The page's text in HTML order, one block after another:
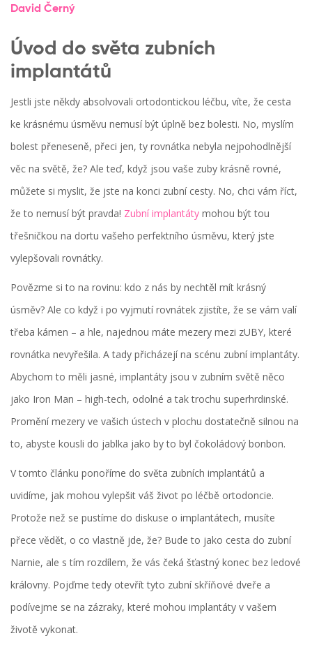
David Černý
Úvod do světa zubních
implantátů
Jestli jste někdy absolvovali ortodontickou léčbu, víte, že cesta
ke krásnému úsměvu nemusí být úplně bez bolesti. No, myslím
bolest přeneseně, přeci jen, ty rovnátka nebyla nejpohodlnější
věc na světě, že? Ale teď, když jsou vaše zuby krásně rovné,
můžete si myslit, že jste na konci zubní cesty. No, chci vám říct,
že to nemusí být pravda! Zubní implantáty mohou být tou
třešničkou na dortu vašeho perfektního úsměvu, který jste
vylepšovali rovnátky.
Povězme si to na rovinu: kdo z nás by nechtěl mít krásný
úsměv? Ale co když i po vyjmutí rovnátek zjistíte, že se vám valí
třeba kámen – a hle, najednou máte mezery mezi zUBY, které
rovnátka nevyřešila. A tady přicházejí na scénu zubní implantáty.
Abychom to měli jasné, implantáty jsou v zubním světě něco
jako Iron Man – high-tech, odolné a tak trochu superhrdinské.
Promění mezery ve vašich ústech v plochu dostatečně silnou na
to, abyste kousli do jablka jako by to byl čokoládový bonbon.
V tomto článku ponoříme do světa zubních implantátů a
uvidíme, jak mohou vylepšit váš život po léčbě ortodoncie.
Protože než se pustíme do diskuse o implantátech, musíte
přece vědět, o co vlastně jde, že? Bude to jako cesta do zubní
Narnie, ale s tím rozdílem, že vás čeká šťastný konec bez ledové
královny. Pojďme tedy otevřít tyto zubní skříňové dveře a
podívejme se na zázraky, které mohou implantáty v vašem
životě vykonat.